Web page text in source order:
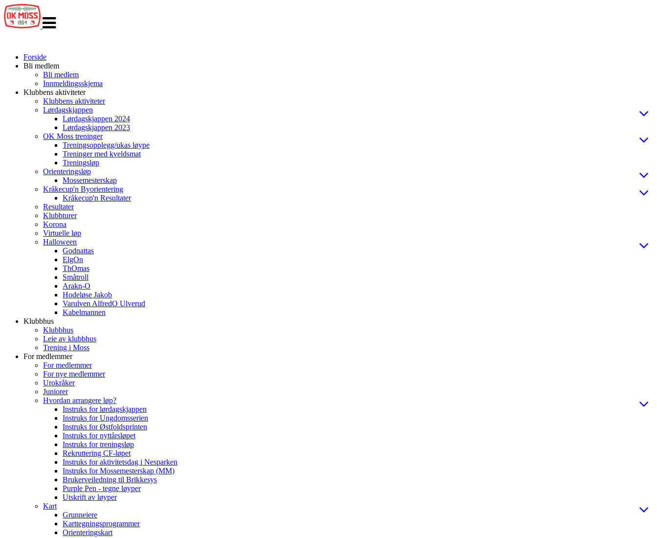
navigasjon
Forside
Bli medlem
Bli medlem
Innmeldingsskjema
Klubbens aktiviteter
Klubbens aktiviteter
Lørdagskjappen
Lørdagskjappen 2024
Lørdagskjappen 2023
OK Moss treninger
Treningsopplegg/ukas løype
Treninger med kveldsmat
Treningsløp
Orienteringsløp
Mossemesterskap
Kråkecup'n Byorientering
Kråkecup'n Resultater
Resultater
Klubbturer
Korona
Virtuelle løp
Halloween
Godnattas
ElgOn
ThOmas
Småtroll
Arakn-O
Hodeløse Jakob
Varulven AlfredO Ulverud
Kabelmannen
Klubbhus
Klubbhus
Leie av klubbhus
Trening i Moss
For medlemmer
For medlemmer
For nye medlemmer
Urokråker
Juniorer
Hvordan arrangere løp?
Instruks for lørdagskjappen
Instruks for Ungdomsserien
Instruks for Østfoldsprinten
Instruks for nyttårsløpet
Instruks for treningsløp
Rekruttering CF-løpet
Instruks for aktivitetsdag i Nesparken
Instruks for Mossemesterskap (MM)
Brukerveiledning til Brikkesys
Purple Pen - tegne løyper
Utskrift av løyper
Kart
Grunneiere
Karttegningsprogrammer
Orienteringskart